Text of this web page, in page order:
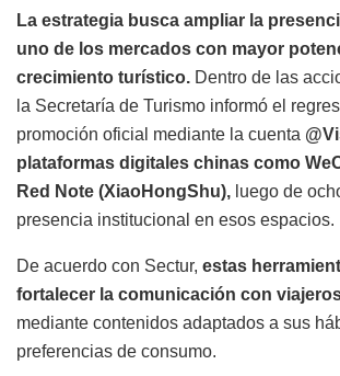
La estrategia busca ampliar la
uno de los mercados con mayor
crecimiento turístico. Dentro de las
la Secretaría de Turismo informó el
promoción oficial mediante la cuenta
plataformas digitales chinas como
Red Note (XiaoHongShu), luego de
presencia institucional en esos espacios.
De acuerdo con Sectur, estas
fortalecer la comunicación con
mediante contenidos adaptados a sus
preferencias de consumo.